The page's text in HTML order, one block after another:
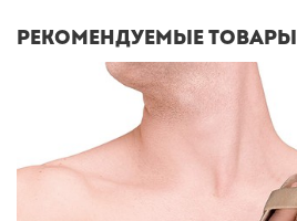
Рекомендуемые товары